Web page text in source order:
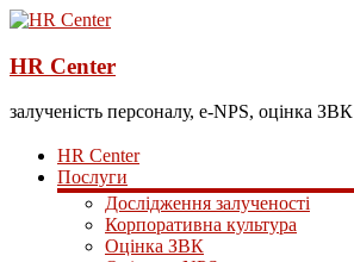
HR Center
залученість персоналу, e-NPS, оцінка ЗВК
HR Center
Послуги
Дослідження залученості
Корпоративна культура
Оцінка ЗВК